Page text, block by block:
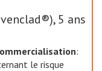
5 ans
:
le risque